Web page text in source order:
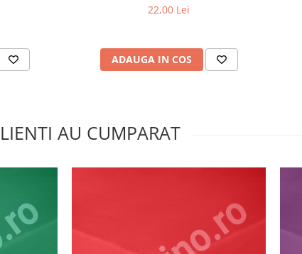
22,00 Lei
ADAUGA IN COS
AU CUMPARAT